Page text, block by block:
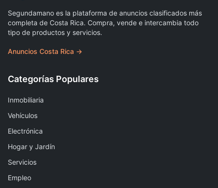
Segundamano es la plataforma de anuncios clasificados más
completa de Costa Rica. Compra, vende e intercambia todo
tipo de productos y servicios.
Anuncios Costa Rica →
Categorías Populares
Inmobiliaria
Vehículos
Electrónica
Hogar y Jardín
Servicios
Empleo